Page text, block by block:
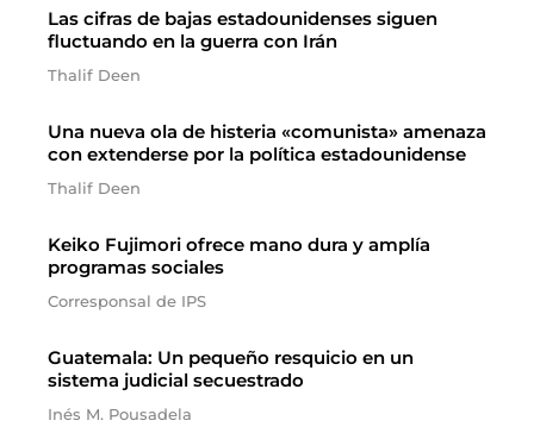
Las cifras de bajas estadounidenses siguen
fluctuando en la guerra con Irán
Thalif Deen
Una nueva ola de histeria «comunista» amenaza
con extenderse por la política estadounidense
Thalif Deen
Keiko Fujimori ofrece mano dura y amplía
programas sociales
Corresponsal de IPS
Guatemala: Un pequeño resquicio en un
sistema judicial secuestrado
Inés M. Pousadela